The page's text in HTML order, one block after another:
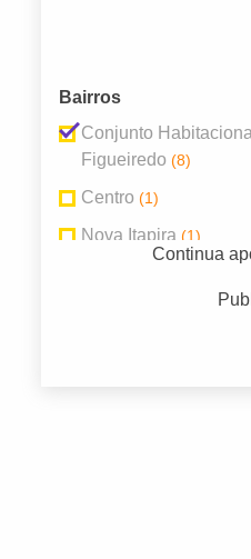
Bairros
Conjunto
Figueiredo (8)
Centro (1)
Nova Itapira (1)
(1)
Continua